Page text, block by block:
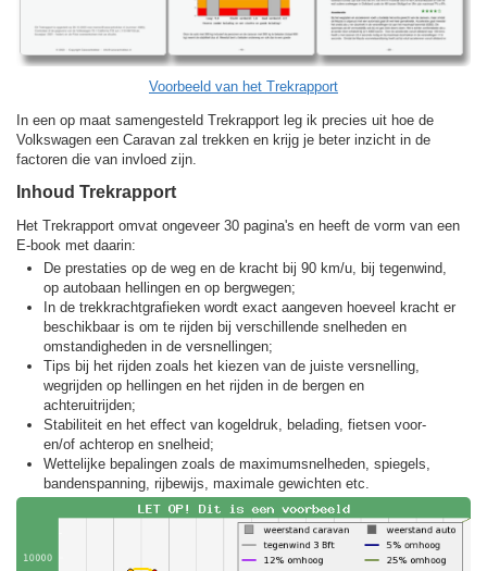
Voorbeeld van het Trekrapport
In een op maat samengesteld Trekrapport leg ik precies uit hoe de
Volkswagen een Caravan zal trekken en krijg je beter inzicht in de
factoren die van invloed zijn.
Inhoud Trekrapport
Het Trekrapport omvat ongeveer 30 pagina's en heeft de vorm van een
E-book met daarin:
De prestaties op de weg en de kracht bij 90 km/u, bij tegenwind,
op autobaan hellingen en op bergwegen;
In de trekkracht­grafieken wordt exact aangeven hoeveel kracht er
beschikbaar is om te rijden bij verschillende snelheden en
omstandigheden in de versnellingen;
Tips bij het rijden zoals het kiezen van de juiste versnelling,
wegrijden op hellingen en het rijden in de bergen en
achteruitrijden;
Stabiliteit en het effect van kogeldruk, belading, fietsen voor-
en/of achterop en snelheid;
Wettelijke bepalingen zoals de maximumsnelheden, spiegels,
bandenspanning, rijbewijs, maximale gewichten etc.